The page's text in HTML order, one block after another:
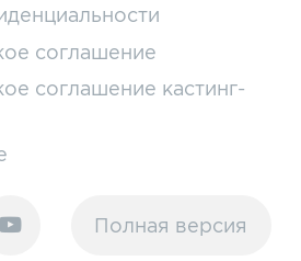
соглашение
соглашение кастинг-
Полная версия